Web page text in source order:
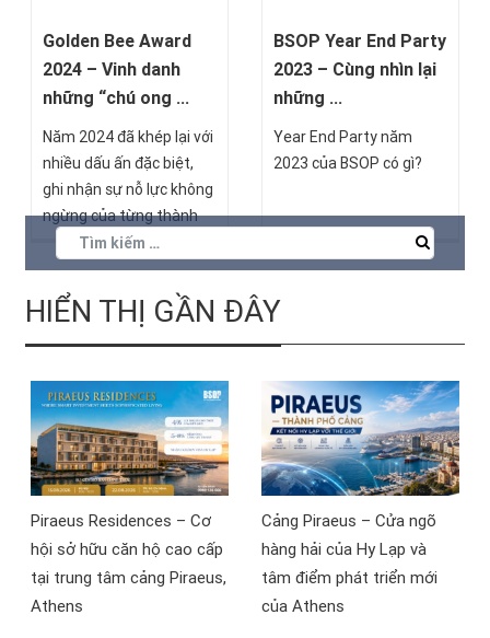
Golden Bee Award
2024 – Vinh danh
những “chú ong ...
Năm 2024 đã khép lại với
nhiều dấu ấn đặc biệt,
ghi nhận sự nỗ lực không
ngừng của từng thành
viên trong đại gia đình
BSOP. Để tri ân những
cống hiến xuất sắc, trong
buổi lễ Year End Party,
Golden Bee Award 2024
nhất của BSOP đã tôn
vinh những “chú ong
vàng” đã góp phần xây
dựng và phát triển
lan tỏa tinh thần đồng
đội và khát vọng vươn
tầm.
BSOP Year End Party
2023 – Cùng nhìn lại
những ...
Year End Party năm
2023 của BSOP có gì?
HIỂN THỊ GẦN ĐÂY
Piraeus Residences – Cơ
hội sở hữu căn hộ cao cấp
tại trung tâm cảng Piraeus,
Athens
Cảng Piraeus – Cửa ngõ
hàng hải của Hy Lạp và
tâm điểm phát triển mới
của Athens